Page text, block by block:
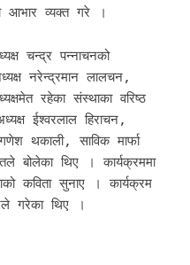
आभार व्यक्त गरे ।
चन्द्र पन्नाचनको
नरेन्द्रमान लालचन,
रहेका संस्थाका वरिष्ठ
ईश्वरलाल हिराचन,
थकाली, साविक मार्फा
बोलेका थिए । कार्यक्रममा
कविता सुनाए । कार्यक्रम
गरेका थिए ।